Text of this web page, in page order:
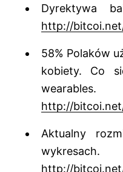
Dyrektywa
http://
58% Polaków
kobiety. Co
wearables.
http://
Aktualny
wykresach.
http://